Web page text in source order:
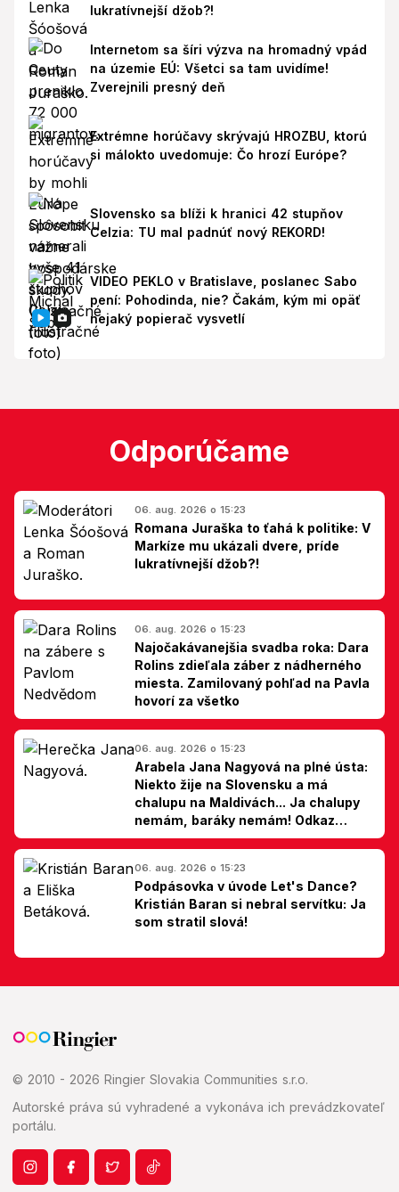
lukratívnejší džob?!
Internetom sa šíri výzva na hromadný vpád
na územie EÚ: Všetci sa tam uvidíme!
Zverejnili presný deň
Extrémne horúčavy skrývajú HROZBU, ktorú
si málokto uvedomuje: Čo hrozí Európe?
Slovensko sa blíži k hranici 42 stupňov
Celzia: TU mal padnúť nový REKORD!
VIDEO PEKLO v Bratislave, poslanec Sabo
pení: Pohodinda, nie? Čakám, kým mi opäť
nejaký popierač vysvetlí
Odporúčame
06. aug. 2026 o 15:23
Romana Juraška to ťahá k politike: V
Markíze mu ukázali dvere, príde
lukratívnejší džob?!
06. aug. 2026 o 15:23
Najočakávanejšia svadba roka: Dara
Rolins zdieľala záber z nádherného
miesta. Zamilovaný pohľad na Pavla
hovorí za všetko
06. aug. 2026 o 15:23
Arabela Jana Nagyová na plné ústa:
Niekto žije na Slovensku a má
chalupu na Maldivách... Ja chalupy
nemám, baráky nemám! Odkaz
Slovákom
06. aug. 2026 o 15:23
Podpásovka v úvode Let's Dance?
Kristián Baran si nebral servítku: Ja
som stratil slová!
© 2010 - 2026 Ringier Slovakia Communities s.r.o.
Autorské práva sú vyhradené a vykonáva ich prevádzkovateľ
portálu.